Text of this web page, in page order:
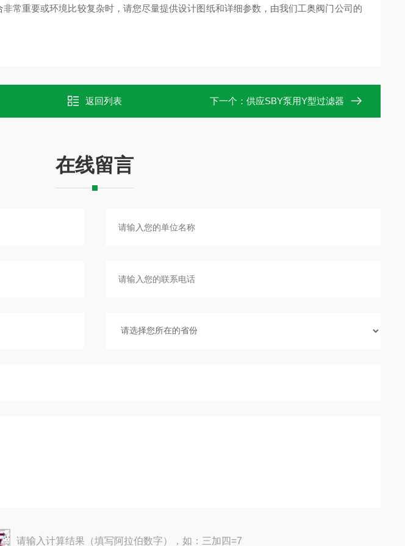
重要或环境比较复杂时，请您尽量提供设计图纸和详细参数，由我们工奥阀门公司的
返回列表 下一个： 供应SBY泵用Y型过滤器
在线留言
请输入计算结果（填写阿拉伯数字），如：三加四=7